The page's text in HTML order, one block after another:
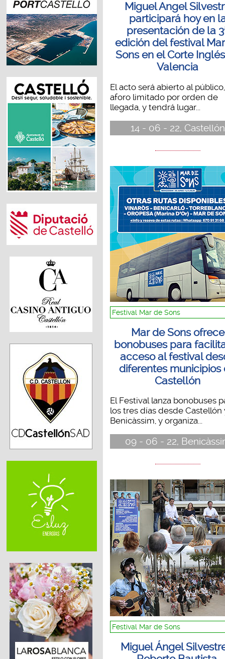
Miguel Angel
participará hoy en
presentación de la
edición del festival
Sons en el Corte
Valencia
El acto será abierto al
aforo limitado por orden de
llegada, y tendrá lugar...
14 - 06 - 22, Castellón
Festival Mar de Sons
Mar de Sons ofrece
bonobuses para
acceso al festival
diferentes municipios
Castellón
El Festival lanza bonobuses
los tres días desde Castellón
Benicàssim, y organiza...
09 - 06 - 22,
Festival Mar de Sons
Miguel Ángel